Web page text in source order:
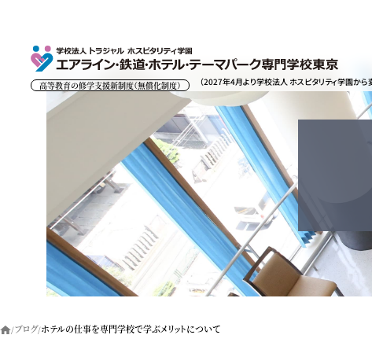
高等教育の修学支援新制度（無償化制度） （2027年4月より学校法人 ホスピタリティ学園から
ブログ ホテルの仕事を専門学校で学ぶメリットについて